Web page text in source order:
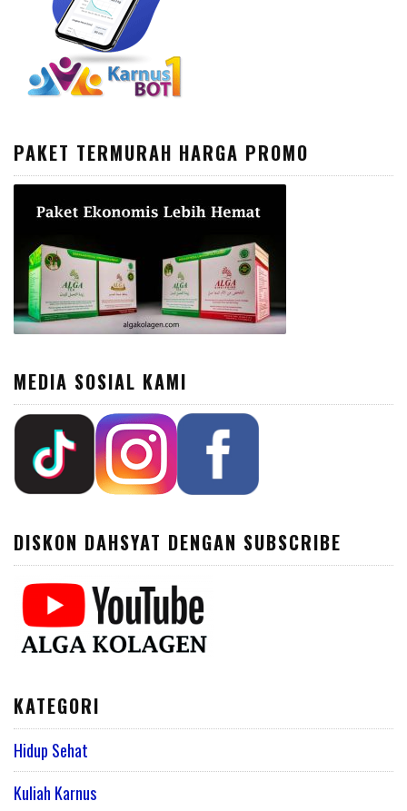
PAKET TERMURAH HARGA PROMO
MEDIA SOSIAL KAMI
DISKON DAHSYAT DENGAN SUBSCRIBE
KATEGORI
Hidup Sehat
Kuliah Karnus